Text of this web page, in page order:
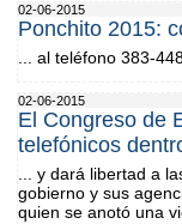
02-06-2015
Ponchito 2015:
... al teléfono 383-
02-06-2015
El Congreso de
telefónicos
... y dará libertad a
gobierno y sus
quien se anotó una